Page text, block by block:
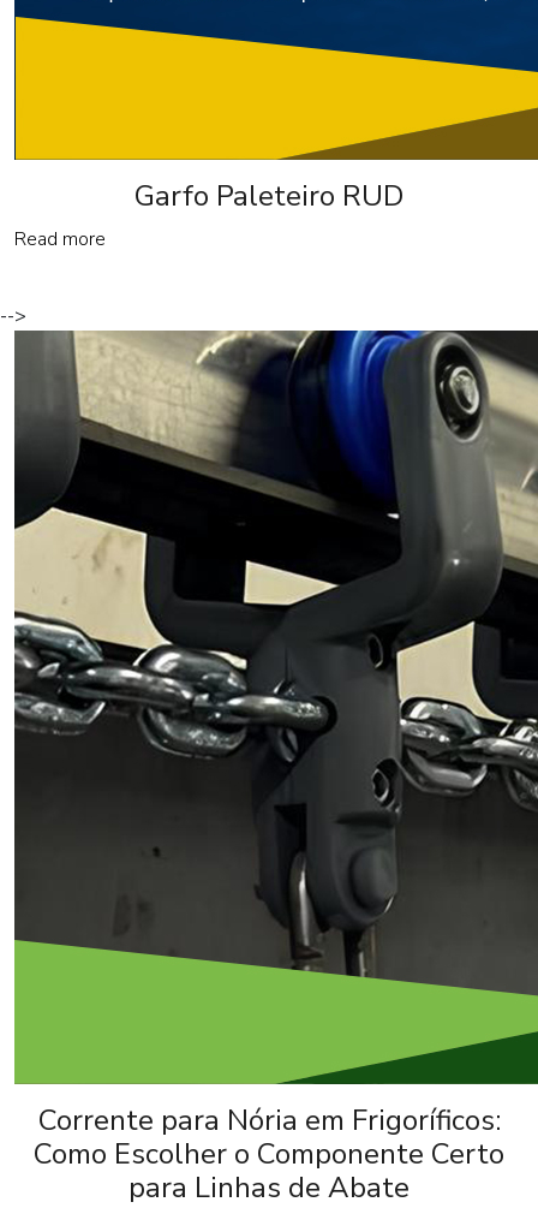
Garfo Paleteiro RUD
Read more
-->
Corrente para Nória em Frigoríficos:
Como Escolher o Componente Certo
para Linhas de Abate